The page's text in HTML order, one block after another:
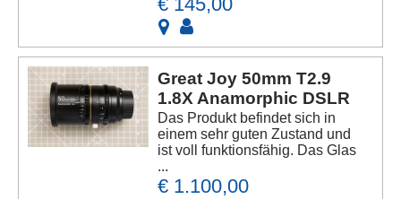
Great Joy 50mm T2.9
1.8X Anamorphic DSLR
Das Produkt befindet sich in
einem sehr guten Zustand und
ist voll funktionsfähig. Das Glas
...
€ 1.100,00